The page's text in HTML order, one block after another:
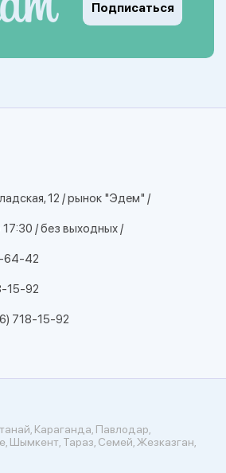
Подписаться
12 / рынок "Эдем" /
/ без выходных /
64-42
15-92
718-15-92
Караганда, Павлодар,
Шымкент, Тараз, Семей, Жезказган,